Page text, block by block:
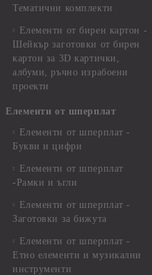
Тематични комплекти
Елементи от бирен картон -
Шейкър заготовки от бирен
картон за 3D картички,
албуми, ръчно израбоени
проекти
Елементи от шперплат
Елементи от шперплат -
Букви и цифри
Елементи от шперплат
-Рамки и ъгли
Елементи от шперплат -
Заготовки за бижута
Елементи от шперплат -
Етно елементи и музикални
инструменти